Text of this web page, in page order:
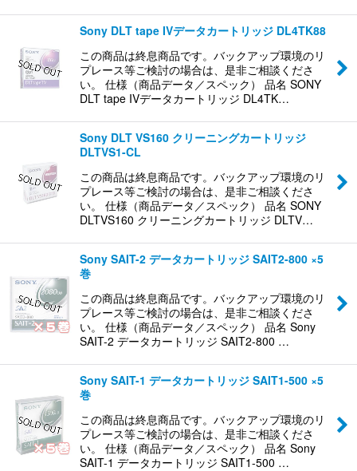
Sony DLT tape IVデータカートリッジ DL4TK88
この商品は終息商品です。バックアップ環境のリ
プレース等ご検討の場合は、是非ご相談くださ
い。 仕様（商品データ／スペック） 品名 SONY
DLT tape IVデータカートリッジ DL4TK…
Sony DLT VS160 クリーニングカートリッジ
DLTVS1-CL
この商品は終息商品です。バックアップ環境のリ
プレース等ご検討の場合は、是非ご相談くださ
い。 仕様（商品データ／スペック） 品名 SONY
DLTVS160 クリーニングカートリッジ DLTV…
Sony SAIT-2 データカートリッジ SAIT2-800 ×5
巻
この商品は終息商品です。バックアップ環境のリ
プレース等ご検討の場合は、是非ご相談くださ
い。 仕様（商品データ／スペック） 品名 Sony
SAIT-2 データカートリッジ SAIT2-800 …
Sony SAIT-1 データカートリッジ SAIT1-500 ×5
巻
この商品は終息商品です。バックアップ環境のリ
プレース等ご検討の場合は、是非ご相談くださ
い。 仕様（商品データ／スペック） 品名 Sony
SAIT-1 データカートリッジ SAIT1-500 …